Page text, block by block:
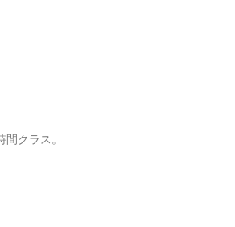
クラス。